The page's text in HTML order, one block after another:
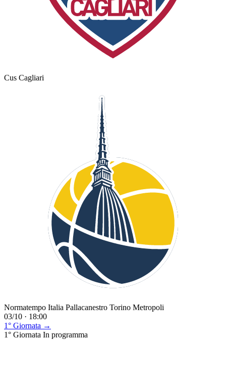
Cus Cagliari
Normatempo Italia Pallacanestro Torino Metropoli
03/10 · 18:00
1° Giornata →
1° Giornata In programma